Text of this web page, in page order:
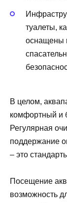
туалеты,
оснащены
В целом,
комфортный и
Регулярная
поддержание
– это
Посещение
возможность